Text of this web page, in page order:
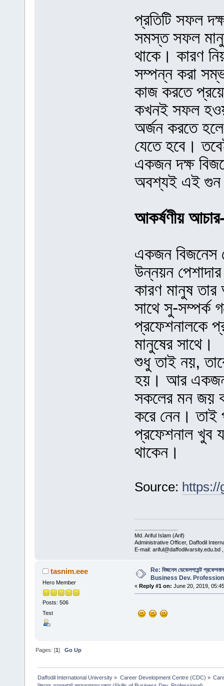
প্রতিটি সফল
সমস্ত সফল
থাকে। কারণ
সম্পন্ন করা
কাজ করতে
কখনই সফল
অর্জন করতে
যেতে হবে।
একজন দক্ষ
অবশ্যই এই গুন
আকর্ষণীয়
একজন বিজনেস
উন্নয়ন
কারণ মানুষ তার
সাথে সু-সম্পর্ক
প্রফেশনালকে
মানুষের সাথে।
শুধু তাই নয়,
হয়। আর একজন
সকলের মন জয়
করে নেন। তাই
প্রফেশনাল খুব
থাকেন।
Source: https://
Md. Ariful Islam (Arif)
Administrative Officer, Daffodil
E-mail: ariful@daffodilvarsity.edu.bd
tasnim.eee
Hero Member
Posts: 506
Test
Re: বিজনেস ডেভেলপমেন্ট
Business Dev.
« Reply #1 on: June 20, 2019,
Pages: [1]Go Up
Daffodil International University » Career Development Centre (CDC) »